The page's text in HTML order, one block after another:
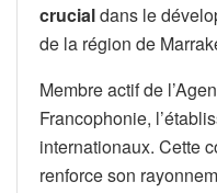
crucialdans le
de la région de
Membre actif de
Francophonie,
internationaux. Cette
renforce son